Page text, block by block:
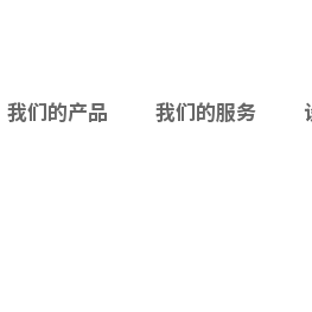
我们的产品 我们的服务